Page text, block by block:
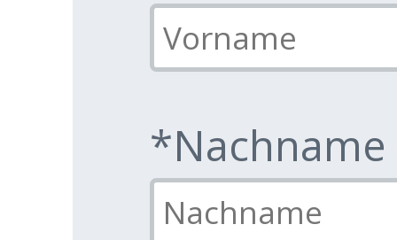
*Nachname